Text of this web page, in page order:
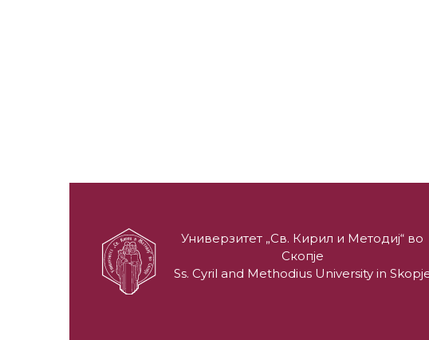
Универзитет „Св. Кирил и Методиј“ во
Скопје
Ss. Cyril and Methodius University in